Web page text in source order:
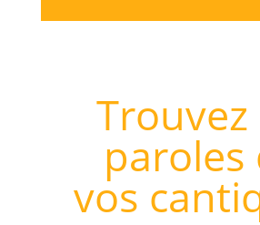
Trouvez
paroles
vos